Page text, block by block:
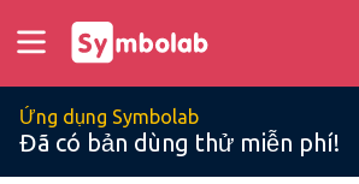
Ứng dụng Symbolab
Đã có bản dùng thử miễn phí!